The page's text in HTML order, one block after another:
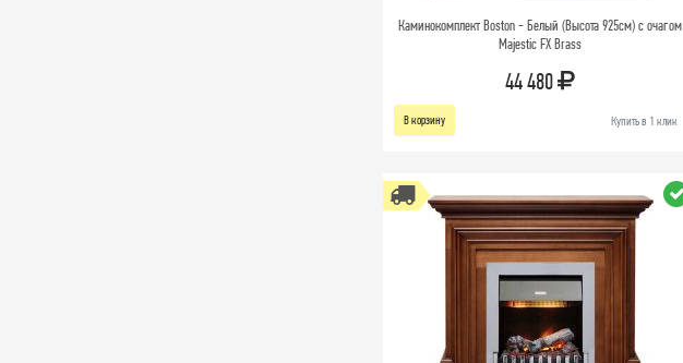
Каминокомплект Boston - Белый (Высота 925см) с очагом
Majestic FX Brass
44 480
В корзину Купить в 1 клик